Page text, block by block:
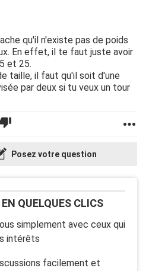
qu'il n'existe pas de poids
En effet, il te faut juste avoir
et 25.
taille, il faut qu'il soit d'une
par deux si tu veux un tour
Posez votre question
QUELQUES CLICS
simplement avec ceux qui
intérêts
facilement et